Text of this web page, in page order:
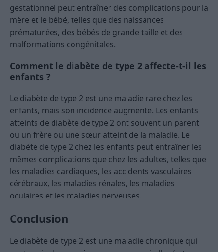
gestationnel peut entraîner des complications pour la
mère et le bébé, telles que des naissances
prématurées, des bébés de grande taille et des
malformations congénitales.
Comment le diabète de type 2 affecte-t-il les
enfants ?
Le diabète de type 2 est une maladie rare chez les
enfants, mais son incidence augmente. Les enfants
atteints de diabète de type 2 ont souvent un parent
ou un frère ou une sœur atteint de la maladie. Le
diabète de type 2 chez les enfants peut entraîner les
mêmes complications que chez les adultes, telles que
les maladies cardiaques, les accidents vasculaires
cérébraux, les maladies rénales, les maladies
oculaires et les maladies nerveuses.
Conclusion
Le diabète de type 2 est une maladie chronique qui